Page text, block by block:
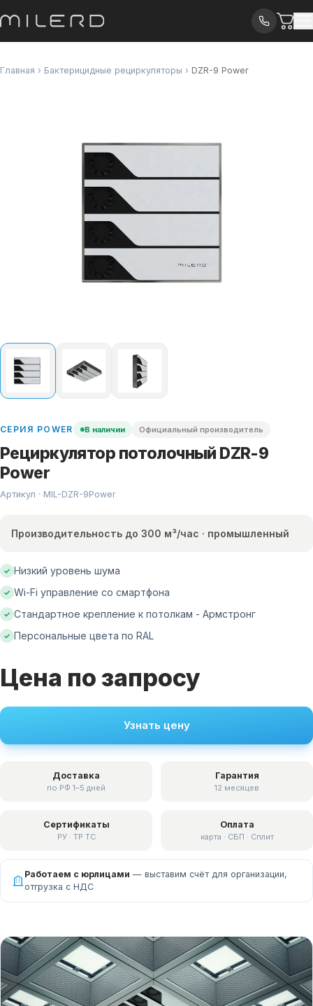
Главная › Бактерицидные рециркуляторы › DZR-9 Power
СЕРИЯ POWER В наличии Официальный производитель
Рециркулятор потолочный DZR-9
Power
Артикул · MIL-DZR-9Power
Производительность до 300 м³/час · промышленный
✓ Низкий уровень шума
✓ Wi-Fi управление со смартфона
✓ Стандартное крепление к потолкам - Армстронг
✓ Персональные цвета по RAL
Цена по запросу
Узнать цену
Доставка
по РФ 1–5 дней
Гарантия
12 месяцев
Сертификаты
РУ · ТР ТС
Оплата
карта · СБП · Сплит
Работаем с юрлицами — выставим счёт для организации,
отгрузка с НДС